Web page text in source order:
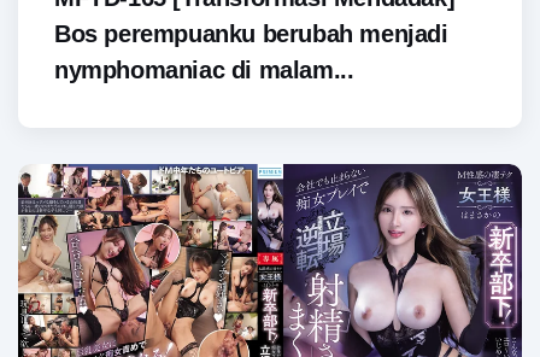
Bos perempuanku berubah menjadi
nymphomaniac di malam...